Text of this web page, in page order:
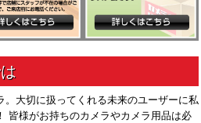
。大切に扱ってくれる未来のユーザーに私
皆様がお持ちのカメラやカメラ用品は必